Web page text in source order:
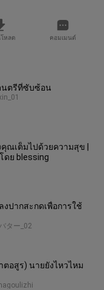
หลด คอมเมนต์
นตรีที่ซับซ้อน
ณเต็มไปด้วยความสุข |
ดย blessing
ลงปากสะกดเพื่อการใช้
ター_02
อสูร) นายยังไหวไหม